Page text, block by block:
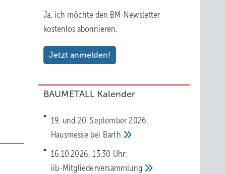
der
Ja, ich möchte den BM-Newsletter
kostenlos abonnieren.
Jetzt anmelden!
BAUMETALL Kalender
19. und 20. September 2026,
Hausmesse bei Barth
16.10.2026, 13.30 Uhr:
iib-Mitgliederversammlung